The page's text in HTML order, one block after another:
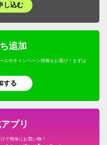
し込む
追加
ルやキャンペーン情報をお届け！まずは
する
プリ
で簡単にお買い物！